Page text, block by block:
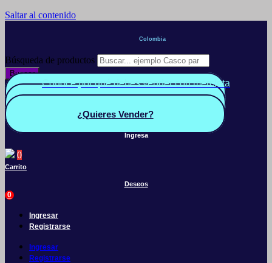
Saltar al contenido
Colombia
Búsqueda de productos
Buscar
Conoce por qué debes vender con mercleta
Quiero Vender
¿Quieres Vender?
Ingresa
0
Carrito
Deseos
0
Ingresar
Registrarse
Ingresar
Registrarse